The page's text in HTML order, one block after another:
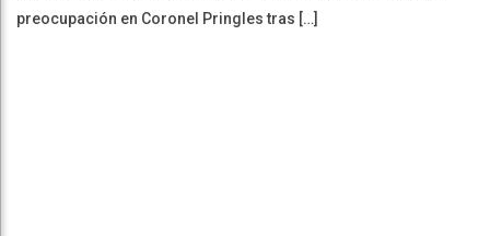
preocupación en Coronel Pringles tras […]